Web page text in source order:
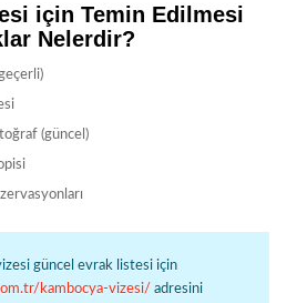
için Temin Edilmesi
Nelerdir?
(güncel)
güncel evrak listesi için
kambocya-vizesi/ adresini